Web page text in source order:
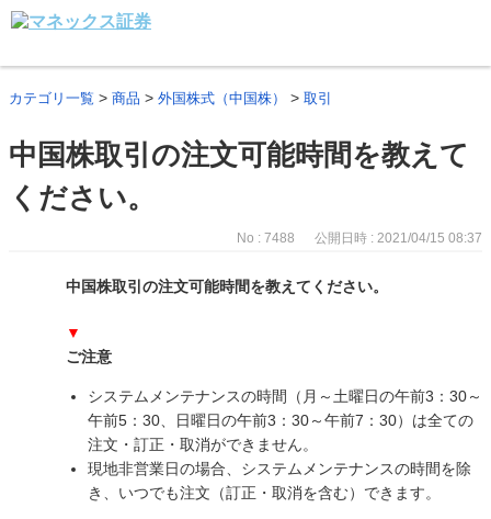
カテゴリ一覧 > 商品 > 外国株式（中国株） > 取引
中国株取引の注文可能時間を教えて
ください。
No : 7488 公開日時 : 2021/04/15 08:37
中国株取引の注文可能時間を教えてください。
▼
ご注意
システムメンテナンスの時間（月～土曜日の午前3：30～
午前5：30、日曜日の午前3：30～午前7：30）は全ての
注文・訂正・取消ができません。
現地非営業日の場合、システムメンテナンスの時間を除
き、いつでも注文（訂正・取消を含む）できます。